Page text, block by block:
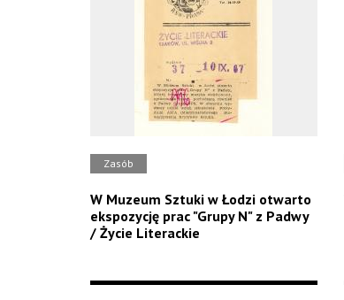
Zasób
W Muzeum Sztuki w Łodzi otwarto
ekspozycję prac "Grupy N" z Padwy
/ Życie Literackie